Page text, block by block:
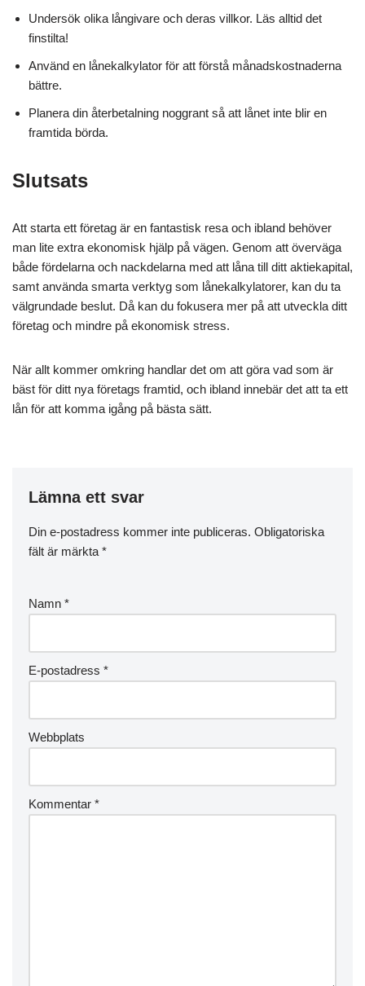
Undersök olika långivare och deras villkor. Läs alltid det
finstilta!
Använd en lånekalkylator för att förstå månadskostnaderna
bättre.
Planera din återbetalning noggrant så att lånet inte blir en
framtida börda.
Slutsats
Att starta ett företag är en fantastisk resa och ibland behöver
man lite extra ekonomisk hjälp på vägen. Genom att överväga
både fördelarna och nackdelarna med att låna till ditt aktiekapital,
samt använda smarta verktyg som lånekalkylatorer, kan du ta
välgrundade beslut. Då kan du fokusera mer på att utveckla ditt
företag och mindre på ekonomisk stress.
När allt kommer omkring handlar det om att göra vad som är
bäst för ditt nya företags framtid, och ibland innebär det att ta ett
lån för att komma igång på bästa sätt.
Lämna ett svar
Din e-postadress kommer inte publiceras. Obligatoriska
fält är märkta *
Namn *
E-postadress *
Webbplats
Kommentar *